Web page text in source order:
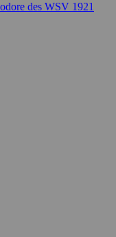
des WSV 1921